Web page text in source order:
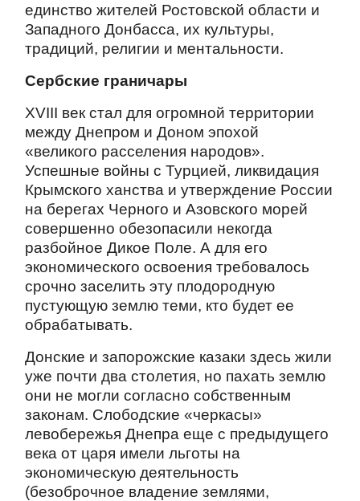
единство жителей Ростовской области и
Западного Донбасса, их культуры,
традиций, религии и ментальности.
Сербские граничары
XVIII век стал для огромной территории
между Днепром и Доном эпохой
«великого расселения народов».
Успешные войны с Турцией, ликвидация
Крымского ханства и утверждение России
на берегах Черного и Азовского морей
совершенно обезопасили некогда
разбойное Дикое Поле. А для его
экономического освоения требовалось
срочно заселить эту плодородную
пустующую землю теми, кто будет ее
обрабатывать.
Донские и запорожские казаки здесь жили
уже почти два столетия, но пахать землю
они не могли согласно собственным
законам. Слободские «черкасы»
левобережья Днепра еще с предыдущего
века от царя имели льготы на
экономическую деятельность
(безоброчное владение землями,